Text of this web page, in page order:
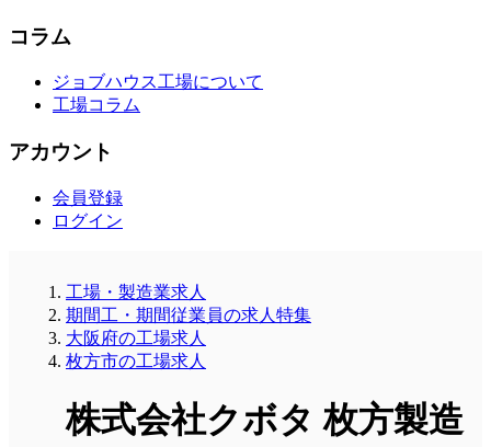
コラム
ジョブハウス工場について
工場コラム
アカウント
会員登録
ログイン
工場・製造業求人
期間工・期間従業員の求人特集
大阪府の工場求人
枚方市の工場求人
株式会社クボタ 枚方製造